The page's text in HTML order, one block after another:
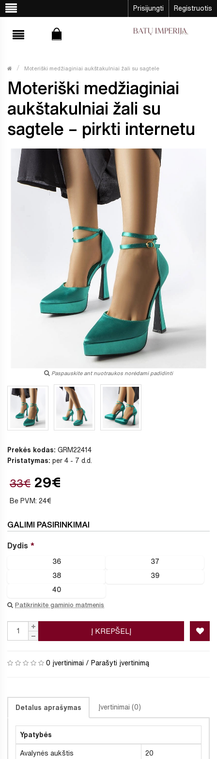
Prisijungti Registruotis
Moteriški medžiaginiai aukštakulniai žali su sagtele
Moteriški medžiaginiai
aukštakulniai žali su
sagtele – pirkti internetu
Paspauskite ant nuotraukos norėdami padidinti
Prekės kodas: GRM22414
Pristatymas: per 4 - 7 d.d.
33€ 29€
Be PVM: 24€
GALIMI PASIRINKIMAI
Dydis
36 37
38 39
40
Patikrinkite gaminio matmenis
Į KREPŠELĮ
0 įvertinimai / Parašyti įvertinimą
Detalus aprašymas Įvertinimai (0)
Ypatybės
Avalynės aukštis 20